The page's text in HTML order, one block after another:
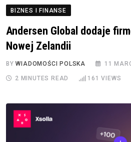
BIZNES I FINANSE
Andersen Global dodaje
Nowej Zelandii
BYWIADOMOŚCI POLSKA 11
2 MINUTES READ 161 VIEWS